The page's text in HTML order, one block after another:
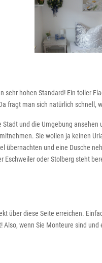
sehr hohen Standard! Ein toller
fragt man sich natürlich schnell,
und die Umgebung
Sie wollen ja keinen
übernachten und eine Dusche
Eschweiler oder Stolberg steht
über diese Seite erreichen.
wenn Sie Monteure sind und